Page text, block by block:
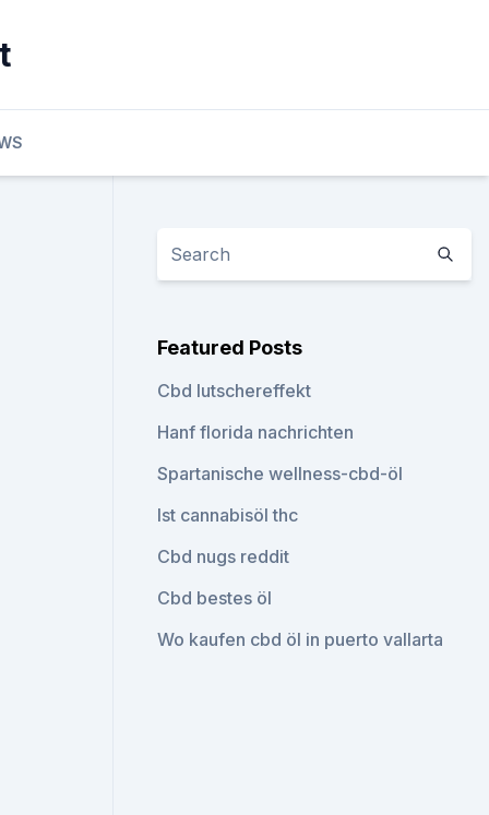
Featured Posts
Cbd lutschereffekt
Hanf florida nachrichten
Spartanische wellness-cbd-öl
Ist cannabisöl thc
Cbd nugs reddit
Cbd bestes öl
Wo kaufen cbd öl in puerto vallarta